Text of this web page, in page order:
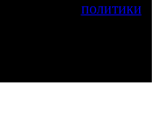
политики
с тем, что мы